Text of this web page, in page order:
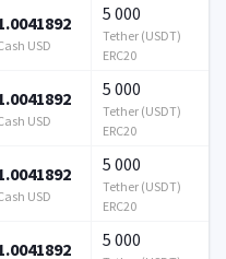
USD
5 000
Tether (USDT)
ERC20
USD
5 000
Tether (USDT)
ERC20
USD
5 000
Tether (USDT)
ERC20
5 000